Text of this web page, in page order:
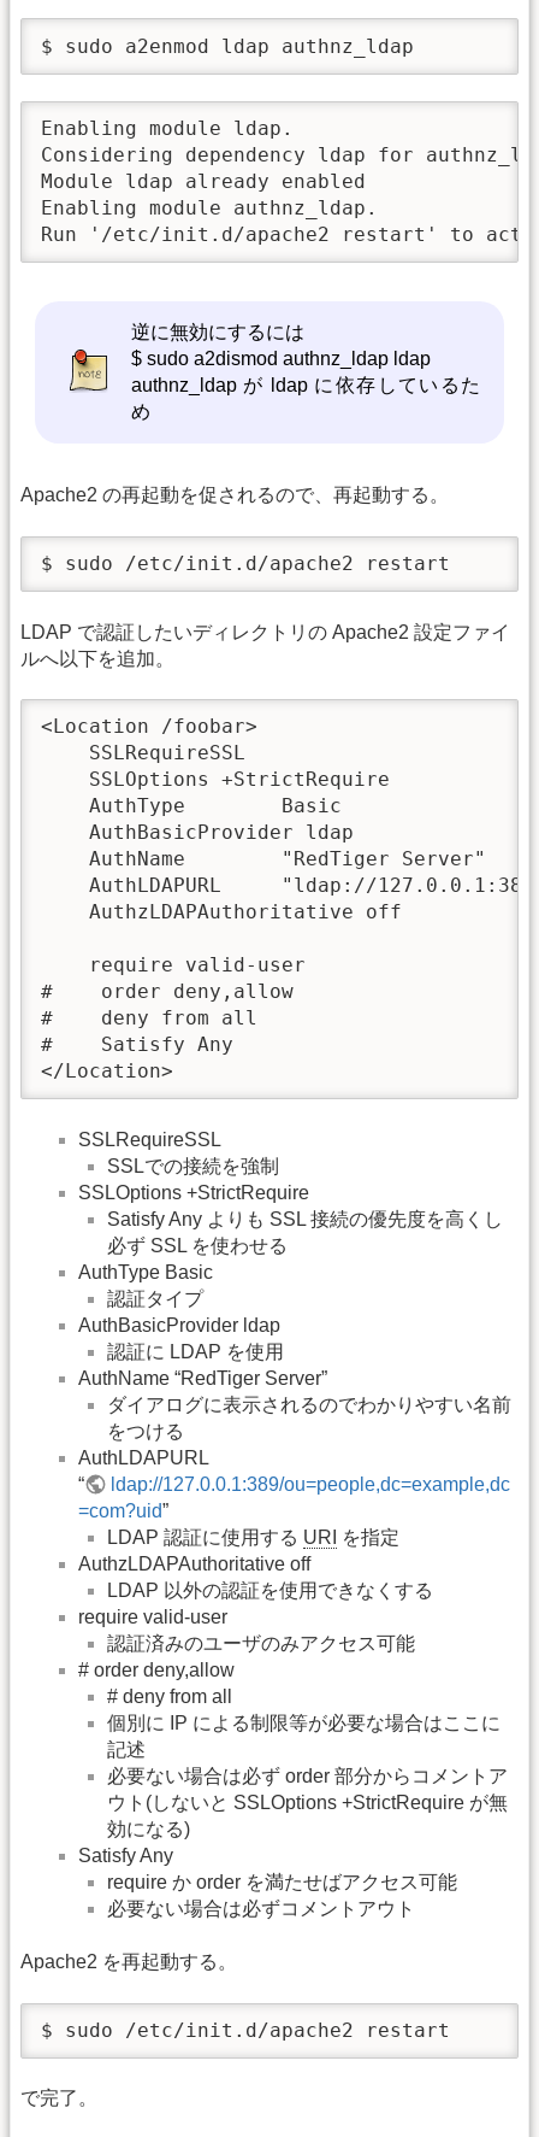
$ sudo a2enmod ldap authnz_ldap
Enabling module ldap.
Considering dependency ldap for
Module ldap already enabled
Enabling module authnz_ldap.
Run '/etc/init.d/apache2 restart' to
逆に無効にするには
$ sudo a2dismod authnz_ldap ldap
authnz_ldap が ldap に依存しているた
め
Apache2 の再起動を促されるので、再起動する。
$ sudo /etc/init.d/apache2 restart
LDAP で認証したいディレクトリの Apache2 設定ファイ
ルへ以下を追加。
<Location /foobar>
    SSLRequireSSL
    SSLOptions +StrictRequire
    AuthType        Basic
    AuthBasicProvider ldap
    AuthName        "RedTiger Server"
AuthLDAPURL     "ldap://
    AuthzLDAPAuthoritative off
    require valid-user
#    order deny,allow
#    deny from all
#    Satisfy Any
</Location>
SSLRequireSSL
SSLでの接続を強制
SSLOptions +StrictRequire
Satisfy Any よりも SSL 接続の優先度を高くし
必ず SSL を使わせる
AuthType Basic
認証タイプ
AuthBasicProvider ldap
認証に LDAP を使用
AuthName “RedTiger Server”
ダイアログに表示されるのでわかりやすい名前
をつける
AuthLDAPURL
“
ldap://127.0.0.1:389/ou=people,dc=example,dc
=com?uid”
LDAP 認証に使用する URI
を指定
AuthzLDAPAuthoritative off
LDAP 以外の認証を使用できなくする
require valid-user
認証済みのユーザのみアクセス可能
# order deny,allow
# deny from all
個別に IP による制限等が必要な場合はここに
記述
必要ない場合は必ず order 部分からコメントア
ウト(しないと SSLOptions +StrictRequire が無
効になる)
Satisfy Any
require か order を満たせばアクセス可能
必要ない場合は必ずコメントアウト
Apache2 を再起動する。
$ sudo /etc/init.d/apache2 restart
で完了。